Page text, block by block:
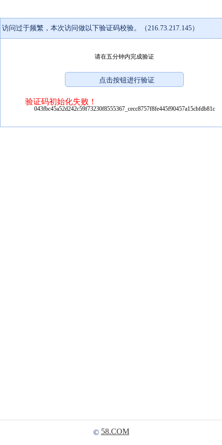
访问过于频繁，本次访问做以下验证码校验。（216.73.217.145）
请在五分钟内完成验证
验证码初始化失败！
043fbc45a52d242c59f73230f8555367_cecc8757f8fe445f90457a15cbfdb81c
© 58.COM